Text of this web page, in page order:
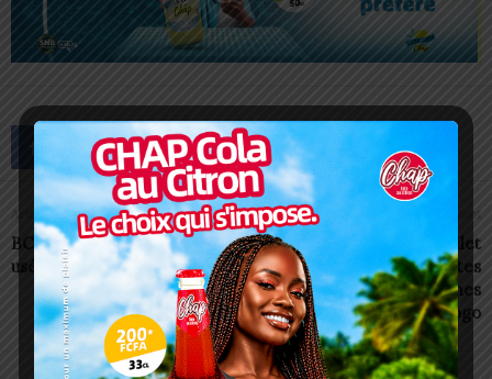
Article précédent
BCEAO: Refuser un billet
usé est illégal
Keligou 2 déploie son filet
de vigilance pour des fêtes
fin d’année 100% sereines
au Togo